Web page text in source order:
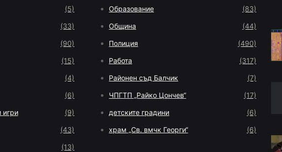
(5)
(33)
(90)
(15)
(4)
(6)
игри (9)
(43)
(13)
Образование (83)
Община (44)
Полиция (490)
Работа (317)
Районен съд Балчик (7)
ЧПГТП „Райко Цончев“ (17)
детските градини (6)
храм „Св. вмчк Георги“ (6)